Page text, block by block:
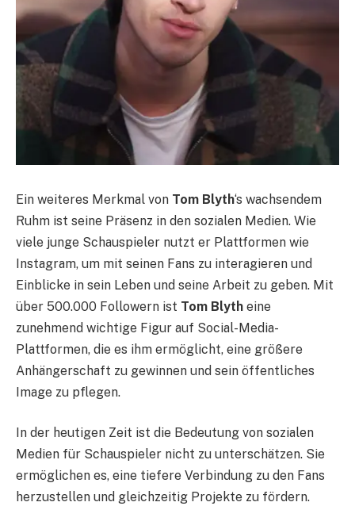
Ein weiteres Merkmal von Tom Blyth‘s wachsendem
Ruhm ist seine Präsenz in den sozialen Medien. Wie
viele junge Schauspieler nutzt er Plattformen wie
Instagram, um mit seinen Fans zu interagieren und
Einblicke in sein Leben und seine Arbeit zu geben. Mit
über 500.000 Followern ist Tom Blyth eine
zunehmend wichtige Figur auf Social-Media-
Plattformen, die es ihm ermöglicht, eine größere
Anhängerschaft zu gewinnen und sein öffentliches
Image zu pflegen.
In der heutigen Zeit ist die Bedeutung von sozialen
Medien für Schauspieler nicht zu unterschätzen. Sie
ermöglichen es, eine tiefere Verbindung zu den Fans
herzustellen und gleichzeitig Projekte zu fördern.